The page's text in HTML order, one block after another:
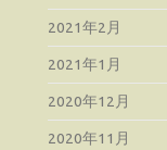
2021年2月
2021年1月
2020年12月
2020年11月